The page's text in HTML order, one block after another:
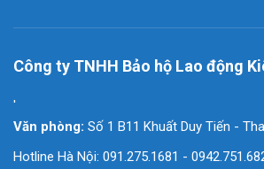
Công ty TNHH Bảo hộ Lao động
'
Văn phòng: Số 1 B11 Khuất Duy Tiến -
Hotline Hà Nội: 091.275.1681 -